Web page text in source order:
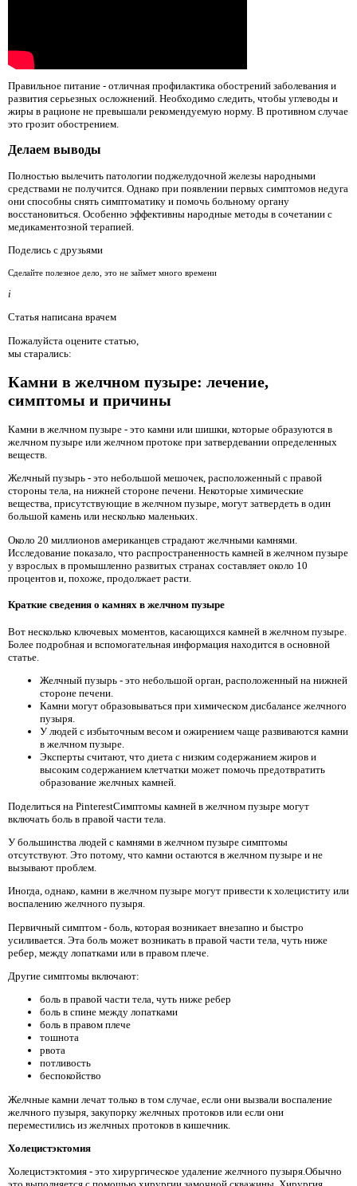
Правильное питание - отличная профилактика обострений заболевания и
развития серьезных осложнений. Необходимо следить, чтобы углеводы и
жиры в рационе не превышали рекомендуемую норму. В противном случае
это грозит обострением.
Делаем выводы
Полностью вылечить патологии поджелудочной железы народными
средствами не получится. Однако при появлении первых симптомов недуга
они способны снять симптоматику и помочь больному органу
восстановиться. Особенно эффективны народные методы в сочетании с
медикаментозной терапией.
Поделись с друзьями
Сделайте полезное дело, это не займет много времени
i
Статья написана врачем
Пожалуйста оцените статью,
мы старались:
Камни в желчном пузыре: лечение,
симптомы и причины
Камни в желчном пузыре - это камни или шишки, которые образуются в
желчном пузыре или желчном протоке при затвердевании определенных
веществ.
Желчный пузырь - это небольшой мешочек, расположенный с правой
стороны тела, на нижней стороне печени. Некоторые химические
вещества, присутствующие в желчном пузыре, могут затвердеть в один
большой камень или несколько маленьких.
Около 20 миллионов американцев страдают желчными камнями.
Исследование показало, что распространенность камней в желчном пузыре
у взрослых в промышленно развитых странах составляет около 10
процентов и, похоже, продолжает расти.
Краткие сведения о камнях в желчном пузыре
Вот несколько ключевых моментов, касающихся камней в желчном пузыре.
Более подробная и вспомогательная информация находится в основной
статье.
Желчный пузырь - это небольшой орган, расположенный на нижней
стороне печени.
Камни могут образовываться при химическом дисбалансе желчного
пузыря.
У людей с избыточным весом и ожирением чаще развиваются камни
в желчном пузыре.
Эксперты считают, что диета с низким содержанием жиров и
высоким содержанием клетчатки может помочь предотвратить
образование желчных камней.
Поделиться на PinterestСимптомы камней в желчном пузыре могут
включать боль в правой части тела.
У большинства людей с камнями в желчном пузыре симптомы
отсутствуют. Это потому, что камни остаются в желчном пузыре и не
вызывают проблем.
Иногда, однако, камни в желчном пузыре могут привести к холециститу или
воспалению желчного пузыря.
Первичный симптом - боль, которая возникает внезапно и быстро
усиливается. Эта боль может возникать в правой части тела, чуть ниже
ребер, между лопатками или в правом плече.
Другие симптомы включают:
боль в правой части тела, чуть ниже ребер
боль в спине между лопатками
боль в правом плече
тошнота
рвота
потливость
беспокойство
Желчные камни лечат только в том случае, если они вызвали воспаление
желчного пузыря, закупорку желчных протоков или если они
переместились из желчных протоков в кишечник.
Холецистэктомия
Холецистэктомия - это хирургическое удаление желчного пузыря.Обычно